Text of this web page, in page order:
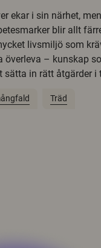
ekar i sin närhet,
blir allt
livsmiljö som
överleva – kunskap
sätta in rätt åtgärder i
Träd